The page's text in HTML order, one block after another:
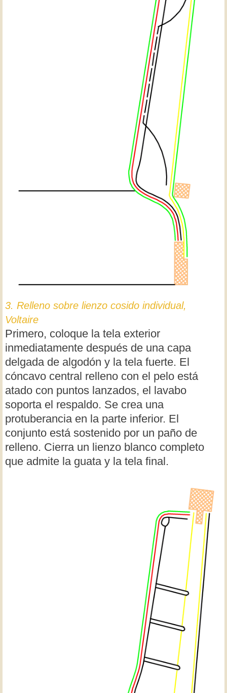
3. Relleno sobre lienzo cosido individual,
Voltaire
Primero, coloque la tela exterior
inmediatamente después de una capa
delgada de algodón y la tela fuerte. El
cóncavo central relleno con el pelo está
atado con puntos lanzados, el lavabo
soporta el respaldo. Se crea una
protuberancia en la parte inferior. El
conjunto está sostenido por un paño de
relleno. Cierra un lienzo blanco completo
que admite la guata y la tela final.